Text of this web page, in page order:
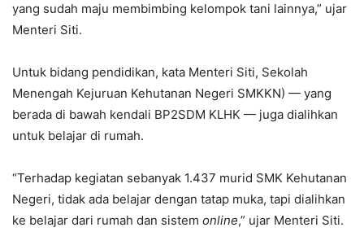
yang sudah maju membimbing kelompok tani lainnya,” ujar
Menteri Siti.
Untuk bidang pendidikan, kata Menteri Siti, Sekolah
Menengah Kejuruan Kehutanan Negeri SMKKN) — yang
berada di bawah kendali BP2SDM KLHK — juga dialihkan
untuk belajar di rumah.
“Terhadap kegiatan sebanyak 1.437 murid SMK Kehutanan
Negeri, tidak ada belajar dengan tatap muka, tapi dialihkan
ke belajar dari rumah dan sistem online,” ujar Menteri Siti.